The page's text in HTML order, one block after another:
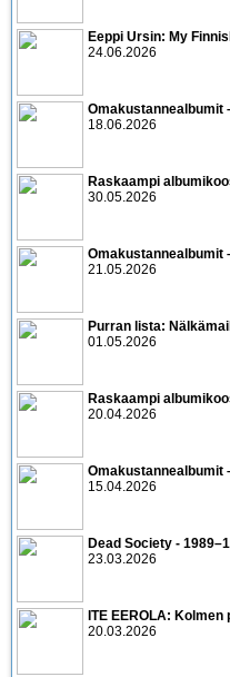
Eeppi Ursin: My
24.06.2026
Omakustannealbumit
18.06.2026
Raskaampi
30.05.2026
Omakustannealbumit
21.05.2026
Purran lista:
01.05.2026
Raskaampi
20.04.2026
Omakustannealbumit
15.04.2026
Dead Society -
23.03.2026
ITE EEROLA:
20.03.2026